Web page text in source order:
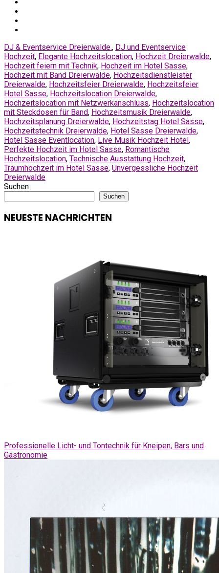
DJ & Eventservice Dreierwalde., DJ und Eventservice
Hochzeit, Elegante Hochzeitslocation, Hochzeit Dreierwalde,
Hochzeit feiern mit Technik, Hochzeit im Hotel Sasse,
Hochzeit mit Band Dreierwalde, Hochzeitsdienstleister
Dreierwalde, Hochzeitsfeier Dreierwalde, Hochzeitsfeier
Hotel Sasse, Hochzeitslocation Dreierwalde,
Hochzeitslocation mit Netzwerkanschluss, Hochzeitslocation
mit Steckdosen für Band, Hochzeitsmusik Dreierwalde,
Hochzeitsplanung Dreierwalde, Hochzeitstag Hotel Sasse,
Hochzeitstechnik Dreierwalde, Hotel Sasse Dreierwalde,
Hotel Sasse Eventlocation, Live Musik Hochzeit Hotel ,
Perfekte Hochzeit im Hotel Sasse, Romantische
Hochzeitslocation, Technische Ausstattung Hochzeit,
Traumhochzeit im Hotel Sasse, Unvergessliche Hochzeit
Dreierwalde
Suchen
Suchen
NEUESTE NACHRICHTEN
Professionelle Licht- und Tontechnik für Kneipen, Bars und
Gastronomie